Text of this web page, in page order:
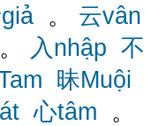
。 云vân
入nhập 不
昧Muội
心tâm 。